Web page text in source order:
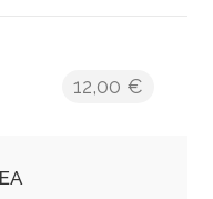
12,00 €